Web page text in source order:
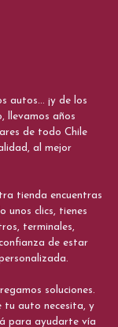
autos... ¡y de los
llevamos años
de todo Chile
al mejor
tienda encuentras
unos clics, tienes
terminales,
de estar
soluciones.
tu auto necesita, y
para ayudarte vía